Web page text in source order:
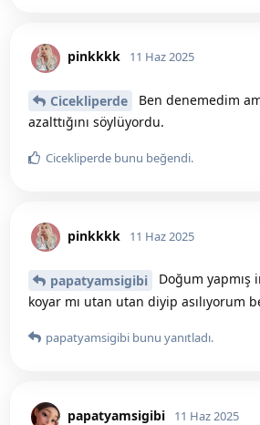
pinkkkk 11 Haz 2025
Cicekliperde
Ben denemedim
azalttığını söylüyordu.
Cicekliperde bunu beğendi.
pinkkkk 11 Haz 2025
papatyamsigibi
Doğum yapmış
koyar mı utan utan diyip asılıyorum
papatyamsigibi bunu yanıtladı.
papatyamsigibi 11 Haz 2025